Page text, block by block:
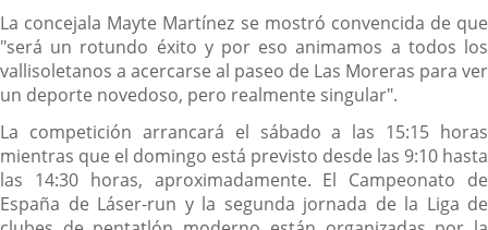
La concejala Mayte Martínez se mostró convencida de que
"será un rotundo éxito y por eso animamos a todos los
vallisoletanos a acercarse al paseo de Las Moreras para ver
un deporte novedoso, pero realmente singular".
La competición arrancará el sábado a las 15:15 horas
mientras que el domingo está previsto desde las 9:10 hasta
las 14:30 horas, aproximadamente. El Campeonato de
España de Láser-run y la segunda jornada de la Liga de